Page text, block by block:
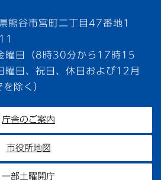
谷市宮町二丁目47番地1
曜日（8時30分から17時15
曜日、祝日、休日および12月
除く）
庁舎のご案内
市役所地図
一部土曜開庁